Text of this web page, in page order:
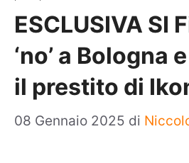
ESCLUSIVA SI
‘no’ a Bologna
il prestito di
08 Gennaio 2025 di